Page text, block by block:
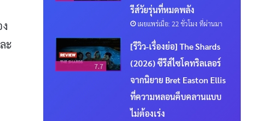
ะ
รีส์วัยรุ่นที่หมดพลัง
เผยแพร่เมื่อ: 22 ชั่วโมง ที่ผ่านมา
7.7
[รีวิว-เรื่องย่อ] The Shards
(2026) ซีรีส์ไซโคทริลเลอร์
จากนิยาย Bret Easton Ellis
ที่ความหลอนคืบคลานแบบ
ไม่ต้องเร่ง